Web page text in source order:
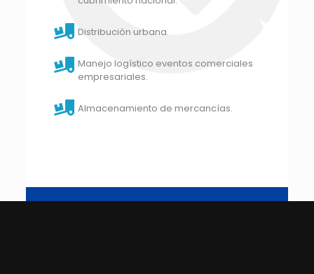
Distribución urbana.
Manejo logístico eventos comerciales
empresariales.
Almacenamiento de mercancías.